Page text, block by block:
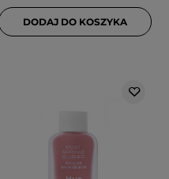
DODAJ DO KOSZYKA